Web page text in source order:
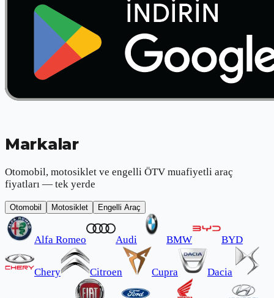
Markalar
Otomobil, motosiklet ve engelli ÖTV muafiyetli araç
fiyatları — tek yerde
Otomobil Motosiklet Engelli Araç
Alfa Romeo Audi BMW BYD
Chery Citroen Cupra Dacia